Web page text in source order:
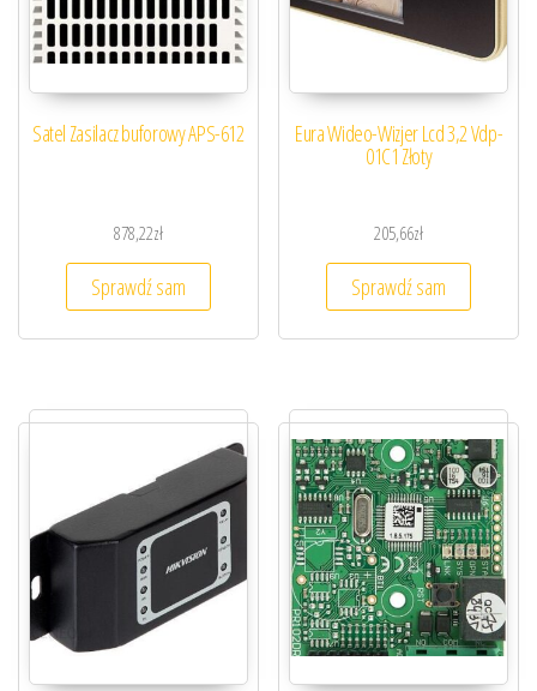
Satel Zasilacz buforowy APS-612
878,22zł
Sprawdź sam
Eura Wideo-Wizjer Lcd 3,2 Vdp-
01C1 Złoty
205,66zł
Sprawdź sam